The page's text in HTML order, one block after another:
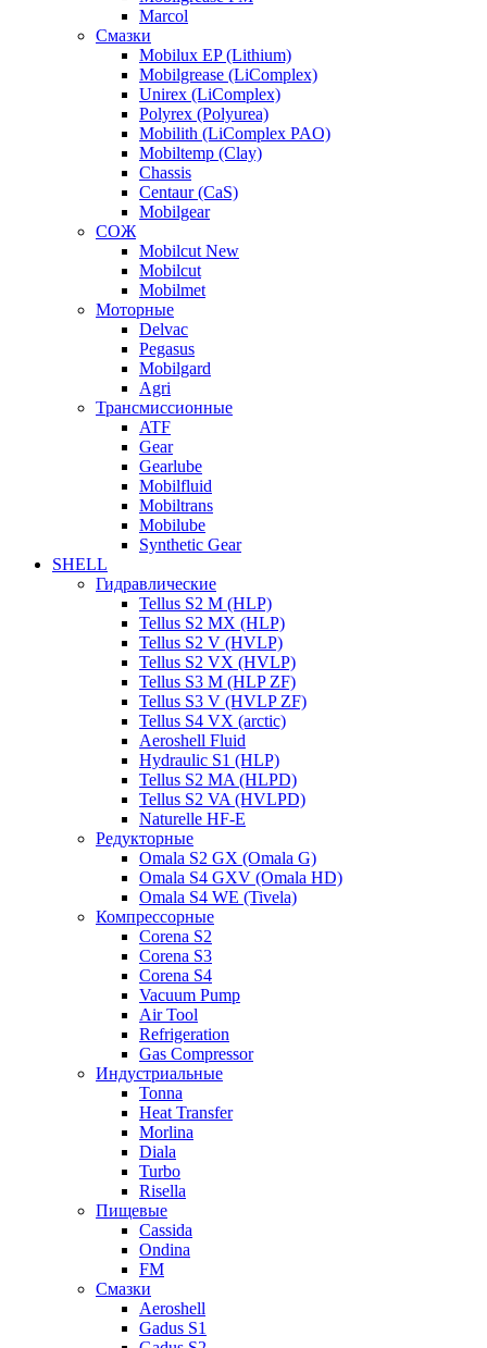
Marcol
Смазки
Mobilux EP (Lithium)
Mobilgrease (LiComplex)
Unirex (LiComplex)
Polyrex (Polyurea)
Mobilith (LiComplex PAO)
Mobiltemp (Clay)
Chassis
Centaur (CaS)
Mobilgear
СОЖ
Mobilcut New
Mobilcut
Mobilmet
Моторные
Delvac
Pegasus
Mobilgard
Agri
Трансмиссионные
ATF
Gear
Gearlube
Mobilfluid
Mobiltrans
Mobilube
Synthetic Gear
SHELL
Гидравлические
Tellus S2 M (HLP)
Tellus S2 MХ (HLP)
Tellus S2 V (HVLP)
Tellus S2 VX (HVLP)
Tellus S3 M (HLP ZF)
Tellus S3 V (HVLP ZF)
Tellus S4 VX (arctic)
Aeroshell Fluid
Hydraulic S1 (HLP)
Tellus S2 MA (HLPD)
Tellus S2 VA (HVLPD)
Naturelle HF-E
Редукторные
Omala S2 GX (Omala G)
Omala S4 GXV (Omala HD)
Omala S4 WE (Tivela)
Компрессорные
Corena S2
Corena S3
Corena S4
Vacuum Pump
Air Tool
Refrigeration
Gas Compressor
Индустриальные
Tonna
Heat Transfer
Morlina
Diala
Turbo
Risella
Пищевые
Cassida
Ondina
FM
Смазки
Aeroshell
Gadus S1